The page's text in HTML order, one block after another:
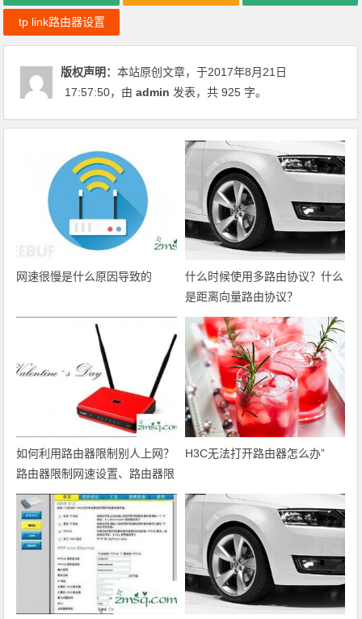
tp link路由器设置
版权声明：本站原创文章，于2017年8月21日
17:57:50，由admin 发表，共 925 字。
网速很慢是什么原因导致的
什么时候使用多路由协议？什么
是距离向量路由协议？
如何利用路由器限制别人上网？
路由器限制网速设置、路由器限
制网速软件是什么？
H3C无法打开路由器怎么办”